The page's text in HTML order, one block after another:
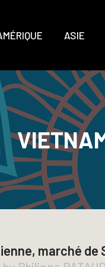
ASIE
marché de